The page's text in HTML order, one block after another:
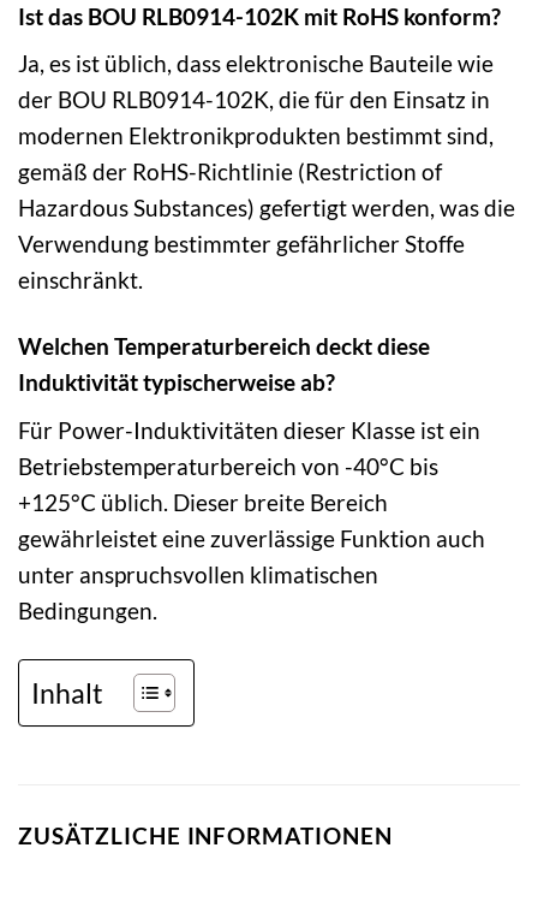
Ist das BOU RLB0914-102K mit RoHS konform?
Ja, es ist üblich, dass elektronische Bauteile wie
der BOU RLB0914-102K, die für den Einsatz in
modernen Elektronikprodukten bestimmt sind,
gemäß der RoHS-Richtlinie (Restriction of
Hazardous Substances) gefertigt werden, was die
Verwendung bestimmter gefährlicher Stoffe
einschränkt.
Welchen Temperaturbereich deckt diese
Induktivität typischerweise ab?
Für Power-Induktivitäten dieser Klasse ist ein
Betriebstemperaturbereich von -40°C bis
+125°C üblich. Dieser breite Bereich
gewährleistet eine zuverlässige Funktion auch
unter anspruchsvollen klimatischen
Bedingungen.
Inhalt
ZUSÄTZLICHE INFORMATIONEN